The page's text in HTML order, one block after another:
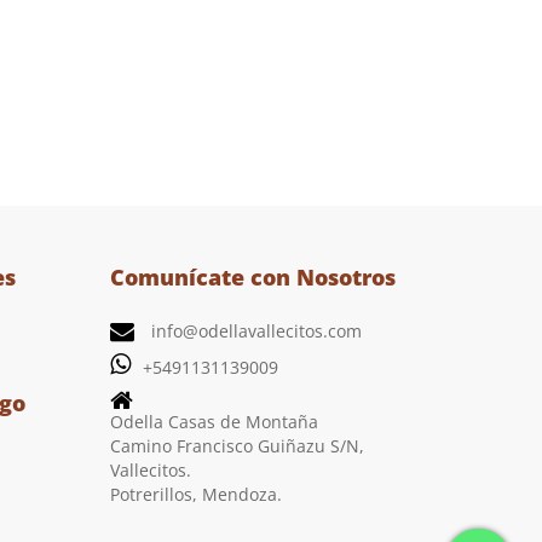
Comunícate con Nosotros
info@odellavallecitos.com
+5491131139009
Odella Casas de Montaña
Camino Francisco Guiñazu S/N,
Vallecitos.
Potrerillos, Mendoza.